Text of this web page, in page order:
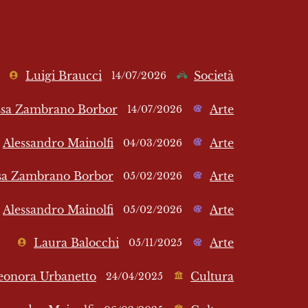
Luigi Braucci 14/07/2026 Società
Zambrano Borbor 14/07/2026 Arte
Alessandro Mainolfi 04/03/2026 Arte
Zambrano Borbor 05/02/2026 Arte
Alessandro Mainolfi 05/02/2026 Arte
Laura Balocchi 05/11/2025 Arte
Urbanetto 24/04/2025 Cultura